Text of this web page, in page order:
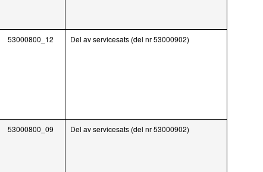
53000800_12 Del av servicesats (del nr 53000902)
53000800_09 Del av servicesats (del nr 53000902)